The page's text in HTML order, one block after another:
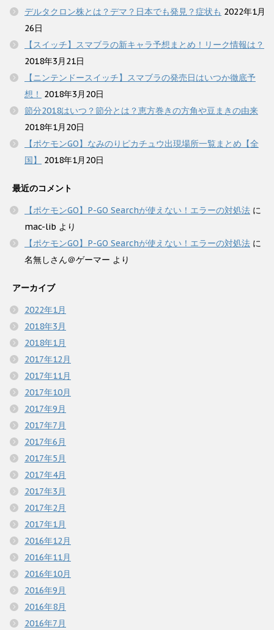
デルタクロン株とは？デマ？日本でも発見？症状も 2022年1月
26日
【スイッチ】スマブラの新キャラ予想まとめ！リーク情報は？
2018年3月21日
【ニンテンドースイッチ】スマブラの発売日はいつか徹底予
想！
2018年3月20日
節分2018はいつ？節分とは？恵方巻きの方角や豆まきの由来
2018年1月20日
【ポケモンGO】なみのりピカチュウ出現場所一覧まとめ【全
国】
2018年1月20日
最近のコメント
【ポケモンGO】P-GO Searchが使えない！エラーの対処法 に
mac-lib より
【ポケモンGO】P-GO Searchが使えない！エラーの対処法 に
名無しさん＠ゲーマー より
アーカイブ
2022年1月
2018年3月
2018年1月
2017年12月
2017年11月
2017年10月
2017年9月
2017年7月
2017年6月
2017年5月
2017年4月
2017年3月
2017年2月
2017年1月
2016年12月
2016年11月
2016年10月
2016年9月
2016年8月
2016年7月